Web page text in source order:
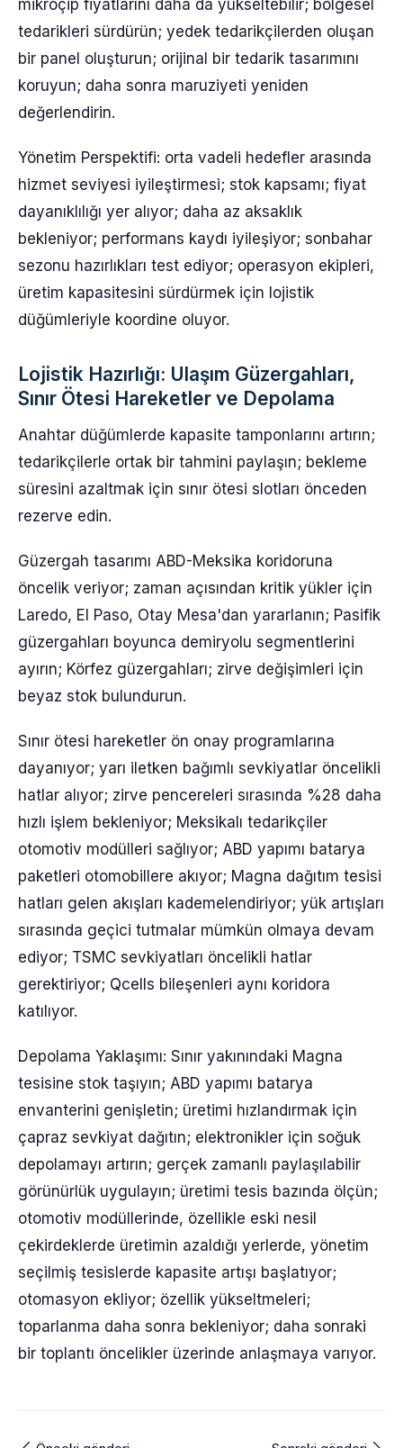
mikroçip fiyatlarını daha da yükseltebilir; bölgesel
tedarikleri sürdürün; yedek tedarikçilerden oluşan
bir panel oluşturun; orijinal bir tedarik tasarımını
koruyun; daha sonra maruziyeti yeniden
değerlendirin.
Yönetim Perspektifi: orta vadeli hedefler arasında
hizmet seviyesi iyileştirmesi; stok kapsamı; fiyat
dayanıklılığı yer alıyor; daha az aksaklık
bekleniyor; performans kaydı iyileşiyor; sonbahar
sezonu hazırlıkları test ediyor; operasyon ekipleri,
üretim kapasitesini sürdürmek için lojistik
düğümleriyle koordine oluyor.
Lojistik Hazırlığı: Ulaşım Güzergahları,
Sınır Ötesi Hareketler ve Depolama
Anahtar düğümlerde kapasite tamponlarını artırın;
tedarikçilerle ortak bir tahmini paylaşın; bekleme
süresini azaltmak için sınır ötesi slotları önceden
rezerve edin.
Güzergah tasarımı ABD-Meksika koridoruna
öncelik veriyor; zaman açısından kritik yükler için
Laredo, El Paso, Otay Mesa'dan yararlanın; Pasifik
güzergahları boyunca demiryolu segmentlerini
ayırın; Körfez güzergahları; zirve değişimleri için
beyaz stok bulundurun.
Sınır ötesi hareketler ön onay programlarına
dayanıyor; yarı iletken bağımlı sevkiyatlar öncelikli
hatlar alıyor; zirve pencereleri sırasında %28 daha
hızlı işlem bekleniyor; Meksikalı tedarikçiler
otomotiv modülleri sağlıyor; ABD yapımı batarya
paketleri otomobillere akıyor; Magna dağıtım tesisi
hatları gelen akışları kademelendiriyor; yük artışları
sırasında geçici tutmalar mümkün olmaya devam
ediyor; TSMC sevkiyatları öncelikli hatlar
gerektiriyor; Qcells bileşenleri aynı koridora
katılıyor.
Depolama Yaklaşımı: Sınır yakınındaki Magna
tesisine stok taşıyın; ABD yapımı batarya
envanterini genişletin; üretimi hızlandırmak için
çapraz sevkiyat dağıtın; elektronikler için soğuk
depolamayı artırın; gerçek zamanlı paylaşılabilir
görünürlük uygulayın; üretimi tesis bazında ölçün;
otomotiv modüllerinde, özellikle eski nesil
çekirdeklerde üretimin azaldığı yerlerde, yönetim
seçilmiş tesislerde kapasite artışı başlatıyor;
otomasyon ekliyor; özellik yükseltmeleri;
toparlanma daha sonra bekleniyor; daha sonraki
bir toplantı öncelikler üzerinde anlaşmaya varıyor.